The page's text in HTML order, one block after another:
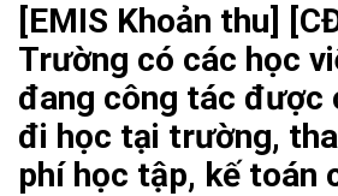
[EMIS Khoản thu]
Trường có các học
đang công tác được
đi học tại trường,
phí học tập, kế toán